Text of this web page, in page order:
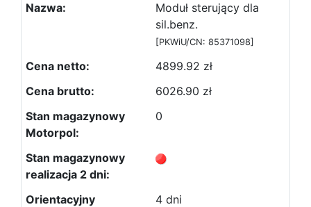
Moduł sterujący dla
sil.benz.
[PKWiU/CN: 85371098]
4899.92 zł
6026.90 zł
0
4 dni